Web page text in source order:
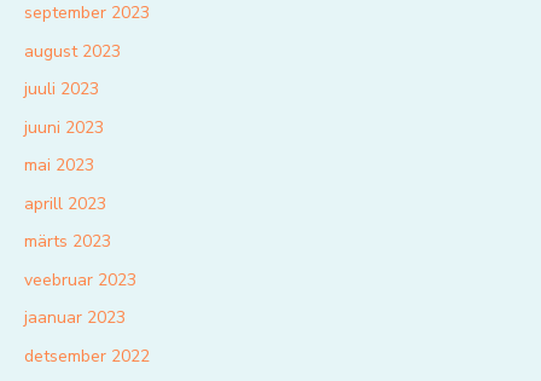
september 2023
august 2023
juuli 2023
juuni 2023
mai 2023
aprill 2023
märts 2023
veebruar 2023
jaanuar 2023
detsember 2022